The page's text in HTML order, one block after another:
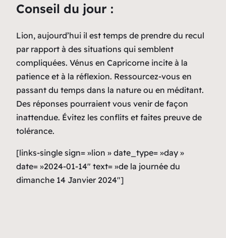
Conseil du jour :
Lion, aujourd’hui il est temps de prendre du recul
par rapport à des situations qui semblent
compliquées. Vénus en Capricorne incite à la
patience et à la réflexion. Ressourcez-vous en
passant du temps dans la nature ou en méditant.
Des réponses pourraient vous venir de façon
inattendue. Évitez les conflits et faites preuve de
tolérance.
[links-single sign= »lion » date_type= »day »
date= »2024-01-14″ text= »de la journée du
dimanche 14 Janvier 2024″]